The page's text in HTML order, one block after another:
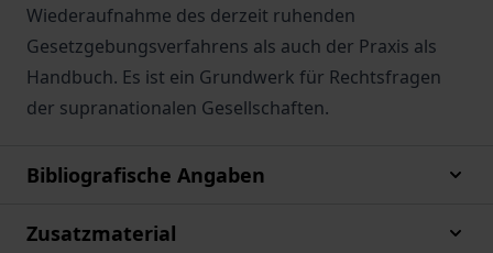
Wiederaufnahme des derzeit ruhenden
Gesetzgebungsverfahrens als auch der Praxis als
Handbuch. Es ist ein Grundwerk für Rechtsfragen
der supranationalen Gesellschaften.
Bibliografische Angaben
Zusatzmaterial